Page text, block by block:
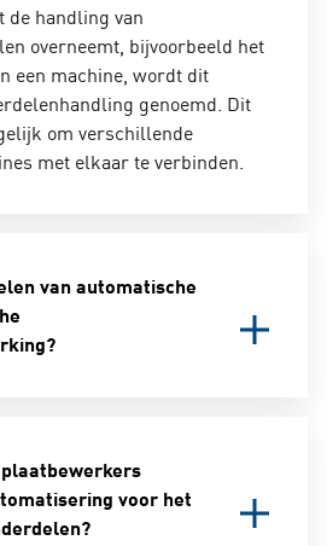
de handling van
overneemt, bijvoorbeeld het
een machine, wordt dit
genoemd. Dit
om verschillende
met elkaar te verbinden.
van automatische
kunnen de geschoolde
taken overnemen. Bovendien
grotere
voor het